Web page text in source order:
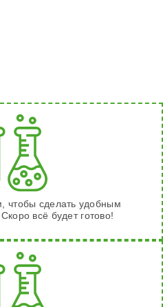
чтобы сделать удобным
всё будет готово!